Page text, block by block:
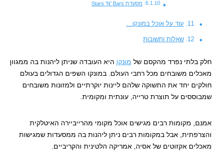
מסעדת Stars 'N' Bars
עוד על אוכל במונקו…
שאלות ותשובות
חלק בלתי נפרד מהקסם של מונקו היא העובדה שניתן ליהנות בה ממגוון
מאכלים משובחים מכל רחבי העולם. במונקו השפים הגדולים בעולם
חולקים יחד את התשוקה שלהם ליינות יוקרתיים ולמזונות משובחים
שמבוססים על תוצרת טרייה, עונתית ומקומית.
אמנם, מקומות רבים מגישים אוכל מקומי מהרייביירה האיטלקית
והצרפתית, אבל במקומות רבים ניתן ליהנות בה ממסעדות שמגישות
מאכלים אקזוטים של אסיה, אמריקה הלטינית והקריביים.